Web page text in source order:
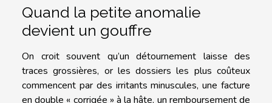
Quand la petite anomalie
devient un gouffre
On croit souvent qu’un détournement laisse des
traces grossières, or les dossiers les plus coûteux
commencent par des irritants minuscules, une facture
en double « corrigée » à la hâte, un remboursement de